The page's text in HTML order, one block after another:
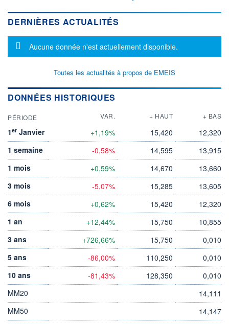
DERNIÈRES ACTUALITÉS
Message d'information
Aucune donnée n'est actuellement disponible.
Toutes les actualités à propos de EMEIS
DONNÉES HISTORIQUES
PÉRIODE VAR. + HAUT + BAS
1er Janvier +1,19% 15,420
12,320
1 semaine
-0,58% 14,595
13,915
1 mois
+0,59% 14,670
13,660
3 mois
-5,07% 15,285
13,605
6 mois
+0,62% 15,420
12,320
1 an
+12,44% 15,750
10,855
3 ans
+726,66% 15,750
0,010
5 ans
-86,00% 110,250
0,010
10 ans
-81,43% 128,350
0,010
MM20
14,111
MM50
14,147